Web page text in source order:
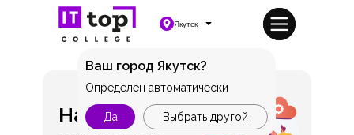
Якутск
Ваш город Якутск?
Да Выбрать другой
Определен автоматически
На страже